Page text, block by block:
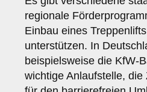
regionale
Einbau eines Treppenlifts
unterstützen. In
beispielsweise die KfW-
wichtige Anlaufstelle, die